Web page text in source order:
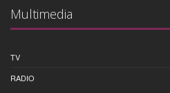
Multimedia
TV
RADIO